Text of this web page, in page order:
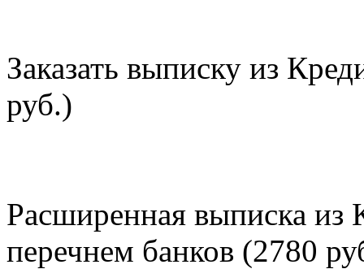
Заказать выписку из
руб.)
Расширенная выписка из
перечнем банков (2780